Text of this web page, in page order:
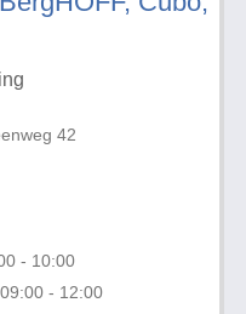
42
- 10:00
- 12:00